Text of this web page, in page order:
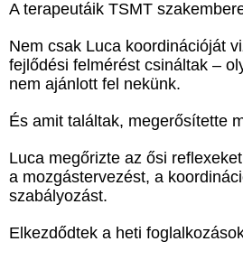
A terapeutáik TSMT
Nem csak Luca koordinációját
fejlődési felmérést csináltak –
nem ajánlott fel nekünk.
És amit találtak, megerősítette
Luca megőrizte az ősi
a mozgástervezést, a
szabályozást.
Elkezdődtek a heti